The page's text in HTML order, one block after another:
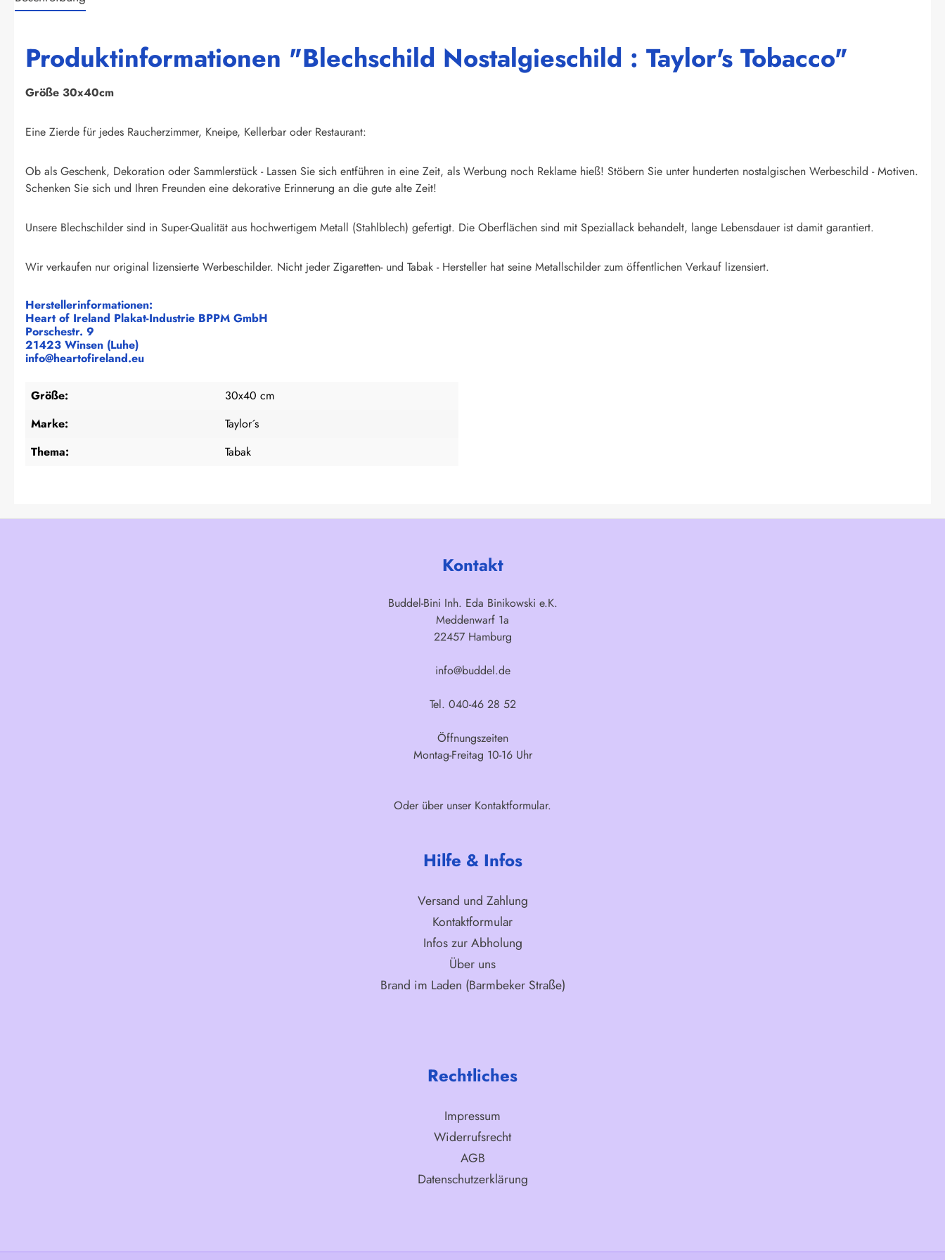
Produktinformationen "Blechschild Nostalgieschild : Taylor's Tobacco"
Größe 30x40cm
Eine Zierde für jedes Raucherzimmer, Kneipe, Kellerbar oder Restaurant:
Ob als Geschenk, Dekoration oder Sammlerstück - Lassen Sie sich entführen in eine Zeit, als Werbung noch Reklame hieß! Stöbern Sie unter hunderten nostalgischen Werbeschild - Motiven.
Schenken Sie sich und Ihren Freunden eine dekorative Erinnerung an die gute alte Zeit!
Unsere Blechschilder sind in Super-Qualität aus hochwertigem Metall (Stahlblech) gefertigt. Die Oberflächen sind mit Speziallack behandelt, lange Lebensdauer ist damit garantiert.
Wir verkaufen nur original lizensierte Werbeschilder. Nicht jeder Zigaretten- und Tabak - Hersteller hat seine Metallschilder zum öffentlichen Verkauf lizensiert.
Herstellerinformationen:
Heart of Ireland Plakat-Industrie BPPM GmbH
Porschestr. 9
21423 Winsen (Luhe)
info@heartofireland.eu
Größe:
30x40 cm
Marke:
Taylor´s
Thema:
Tabak
Kontakt
Buddel-Bini Inh. Eda Binikowski e.K.
Meddenwarf 1a
22457 Hamburg
info@buddel.de
Tel. 040-46 28 52
Öffnungszeiten
Montag-Freitag 10-16 Uhr
Oder über unser Kontaktformular.
Hilfe & Infos
Versand und Zahlung
Kontaktformular
Infos zur Abholung
Über uns
Brand im Laden (Barmbeker Straße)
Rechtliches
Impressum
Widerrufsrecht
AGB
Datenschutzerklärung